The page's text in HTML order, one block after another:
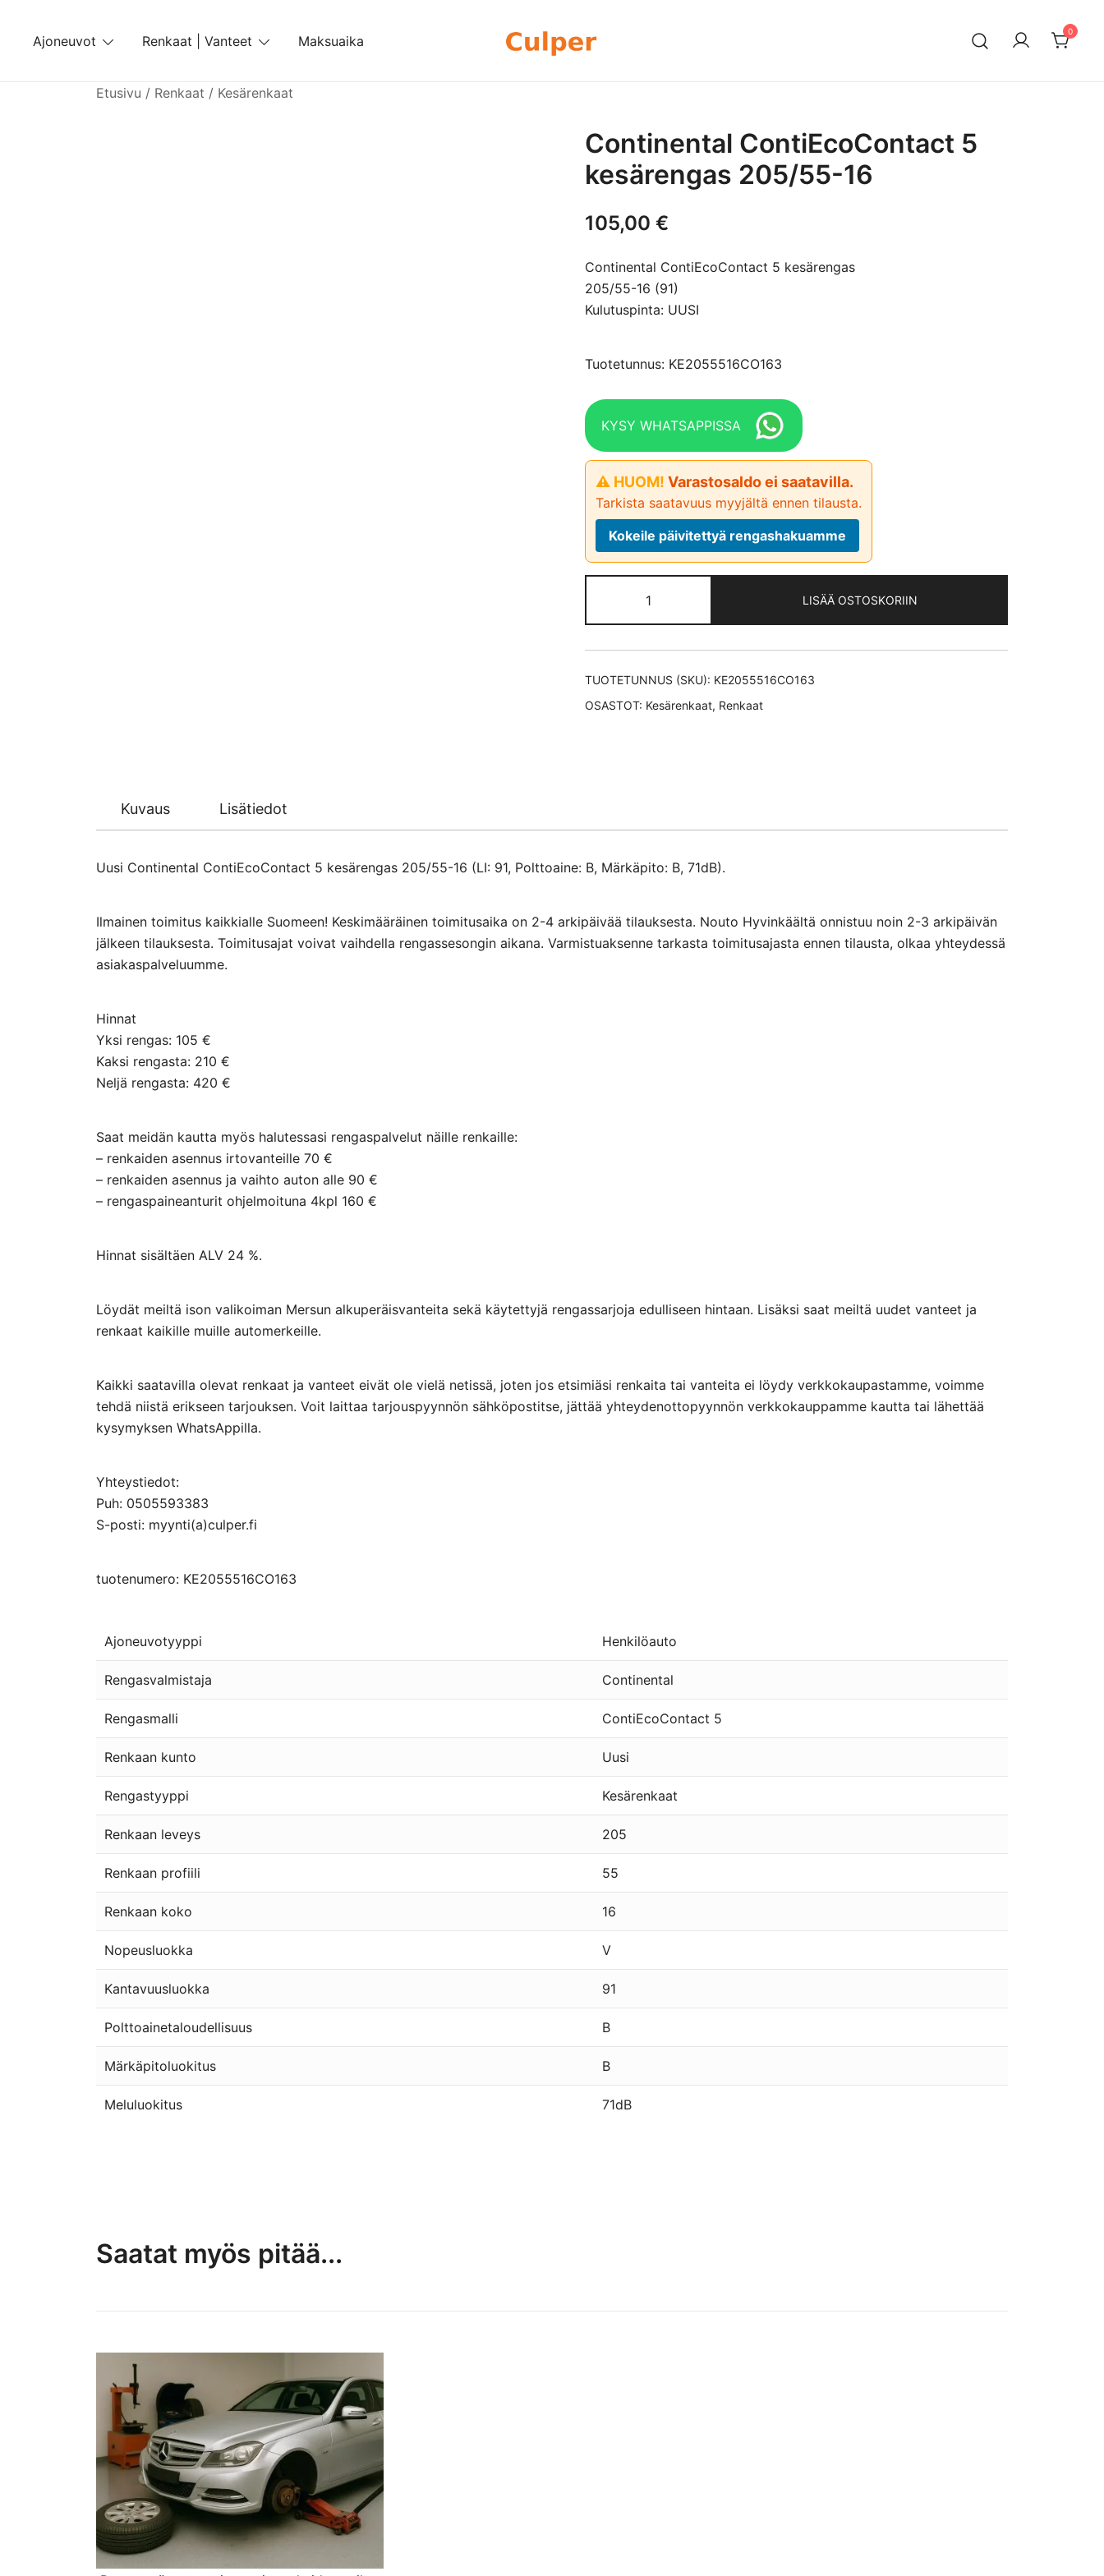
content
Ajoneuvot Renkaat | Vanteet Maksuaika
0
Etusivu / Renkaat / Kesärenkaat
Continental ContiEcoContact 5
kesärengas 205/55-16
105,00 €
Continental ContiEcoContact 5 kesärengas
205/55-16 (91)
Kulutuspinta: UUSI
Tuotetunnus: KE2055516CO163
KYSY WHATSAPPISSA
⚠ HUOM! Varastosaldo ei saatavilla.
Tarkista saatavuus myyjältä ennen tilausta.
Kokeile päivitettyä rengashakuamme
ContiEcoContact
5
kesärengas
205/55-
määrä
LISÄÄ OSTOSKORIIN
TUOTETUNNUS (SKU): KE2055516CO163
OSASTOT: Kesärenkaat, Renkaat
Kuvaus Lisätiedot
Uusi Continental ContiEcoContact 5 kesärengas 205/55-16 (LI: 91, Polttoaine: B, Märkäpito: B, 71dB).
Ilmainen toimitus kaikkialle Suomeen! Keskimääräinen toimitusaika on 2-4 arkipäivää tilauksesta. Nouto Hyvinkäältä onnistuu noin 2-3 arkipäivän
jälkeen tilauksesta. Toimitusajat voivat vaihdella rengassesongin aikana. Varmistuaksenne tarkasta toimitusajasta ennen tilausta, olkaa yhteydessä
asiakaspalveluumme.
Hinnat
Yksi rengas: 105 €
Kaksi rengasta: 210 €
Neljä rengasta: 420 €
Saat meidän kautta myös halutessasi rengaspalvelut näille renkaille:
– renkaiden asennus irtovanteille 70 €
– renkaiden asennus ja vaihto auton alle 90 €
– rengaspaineanturit ohjelmoituna 4kpl 160 €
Hinnat sisältäen ALV 24 %.
Löydät meiltä ison valikoiman Mersun alkuperäisvanteita sekä käytettyjä rengassarjoja edulliseen hintaan. Lisäksi saat meiltä uudet vanteet ja
renkaat kaikille muille automerkeille.
Kaikki saatavilla olevat renkaat ja vanteet eivät ole vielä netissä, joten jos etsimiäsi renkaita tai vanteita ei löydy verkkokaupastamme, voimme
tehdä niistä erikseen tarjouksen. Voit laittaa tarjouspyynnön sähköpostitse, jättää yhteydenottopyynnön verkkokauppamme kautta tai lähettää
kysymyksen WhatsAppilla.
Yhteystiedot:
Puh: 0505593383
S-posti: myynti(a)culper.fi
tuotenumero: KE2055516CO163
Ajoneuvotyyppi Henkilöauto
Rengasvalmistaja Continental
Rengasmalli ContiEcoContact 5
Renkaan kunto Uusi
Rengastyyppi Kesärenkaat
Renkaan leveys 205
Renkaan profiili 55
Renkaan koko 16
Nopeusluokka V
Kantavuusluokka 91
Polttoainetaloudellisuus B
Märkäpitoluokitus B
Meluluokitus 71dB
Saatat myös pitää...